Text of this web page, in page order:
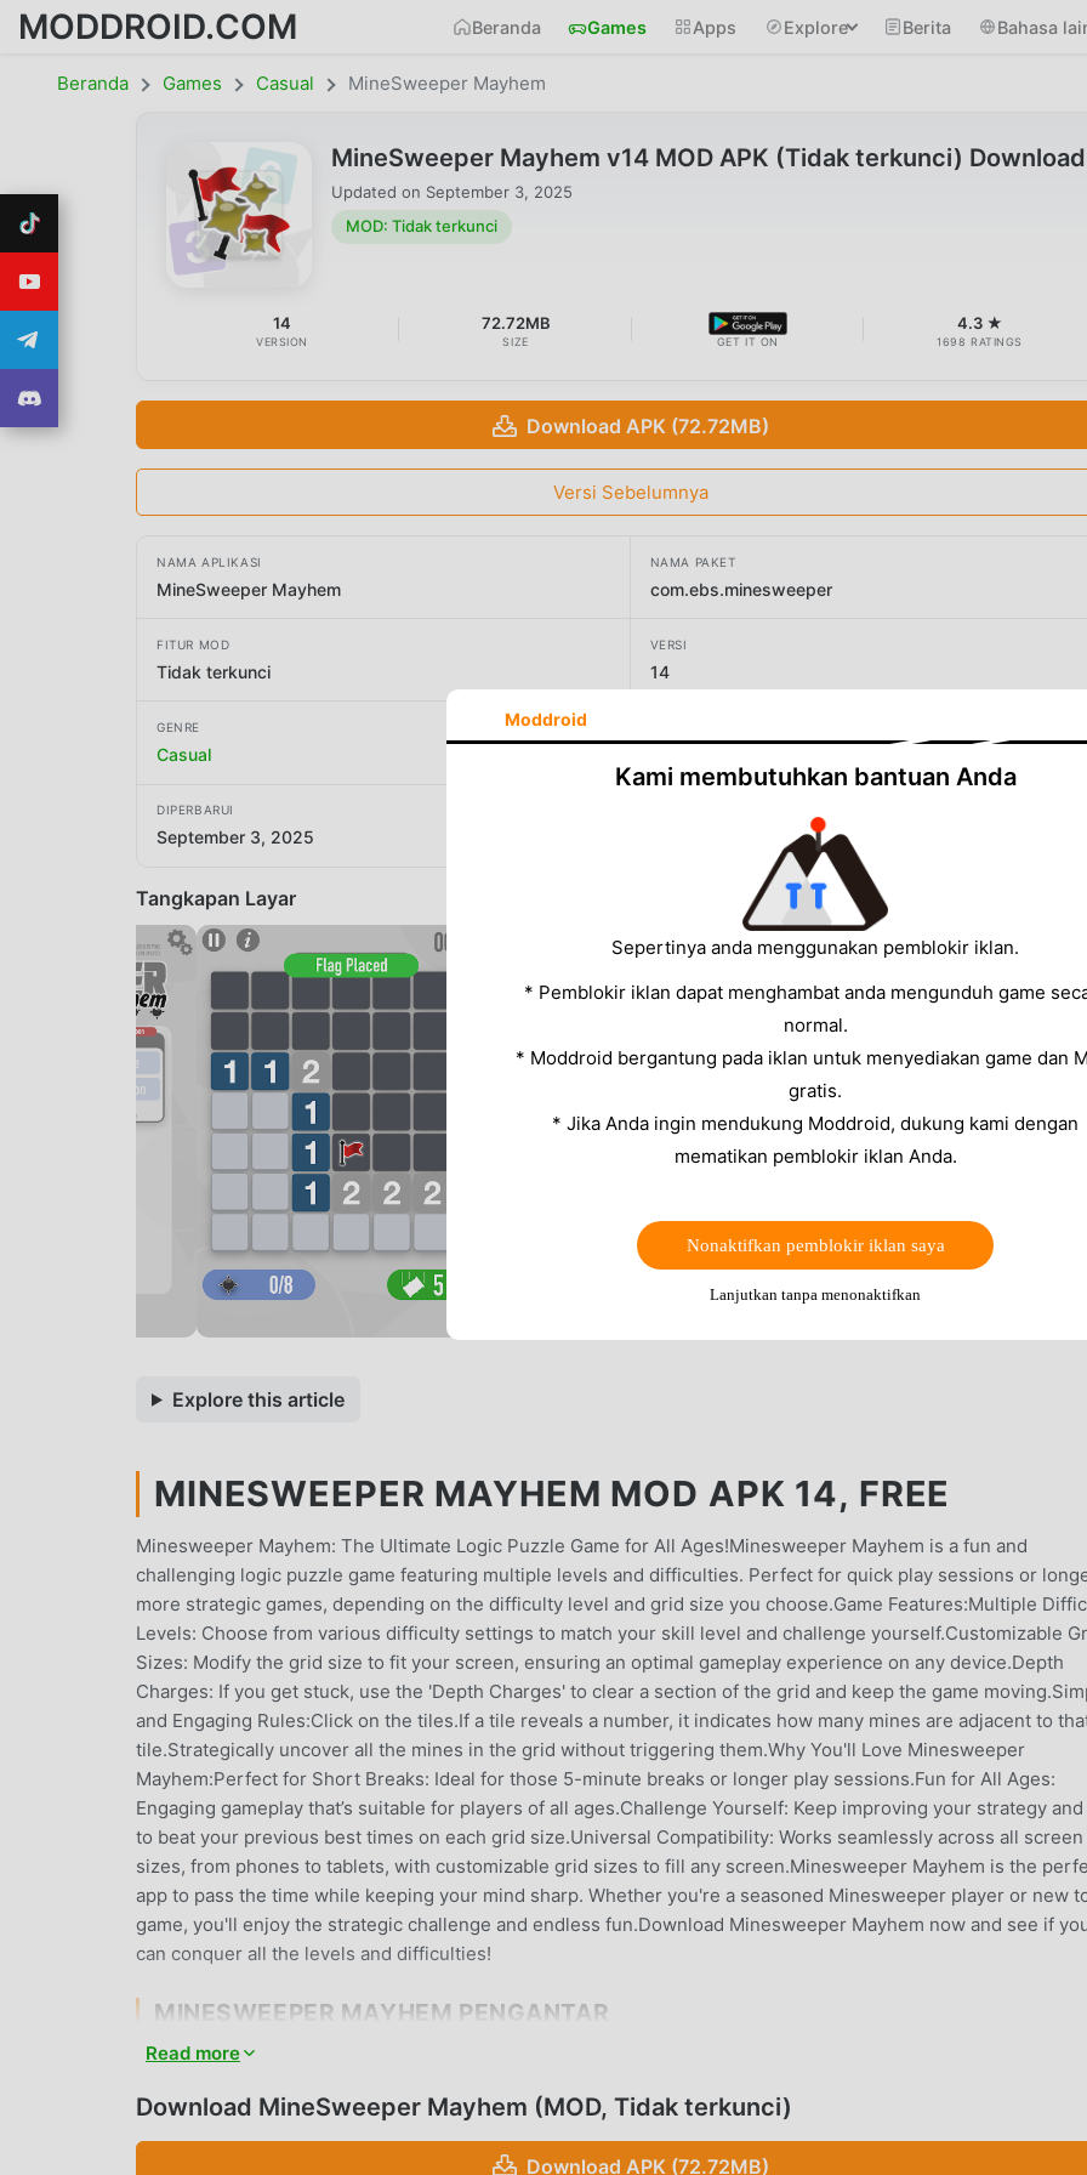
MODDROID.COM Beranda Games Apps Explore Berita Bahasa
Beranda Games Casual MineSweeper Mayhem
MineSweeper Mayhem v14 MOD APK (Tidak terkunci) Download
Updated on September 3, 2025
MOD: Tidak terkunci
14
VERSION
72.72MB
SIZE GET IT ON
4.3 ★
1698 RATINGS
Download APK (72.72MB)
Versi Sebelumnya
NAMA APLIKASI
MineSweeper Mayhem
NAMA PAKET
com.ebs.minesweeper
FITUR MOD
Tidak terkunci
VERSI
14
GENRE
Casual
DIPERBARUI
September 3, 2025
Tangkapan Layar
Explore this article
MINESWEEPER MAYHEM MOD APK 14, FREE
Minesweeper Mayhem: The Ultimate Logic Puzzle Game for All Ages!Minesweeper Mayhem is a fun and
challenging logic puzzle game featuring multiple levels and difficulties. Perfect for quick play sessions or
more strategic games, depending on the difficulty level and grid size you choose.Game Features:Multiple
Levels: Choose from various difficulty settings to match your skill level and challenge yourself.Customizable
Sizes: Modify the grid size to fit your screen, ensuring an optimal gameplay experience on any device.Depth
Charges: If you get stuck, use the 'Depth Charges' to clear a section of the grid and keep the game
and Engaging Rules:Click on the tiles.If a tile reveals a number, it indicates how many mines are adjacent to
tile.Strategically uncover all the mines in the grid without triggering them.Why You'll Love Minesweeper
Mayhem:Perfect for Short Breaks: Ideal for those 5-minute breaks or longer play sessions.Fun for All Ages:
Engaging gameplay that’s suitable for players of all ages.Challenge Yourself: Keep improving your strategy
to beat your previous best times on each grid size.Universal Compatibility: Works seamlessly across all screen
sizes, from phones to tablets, with customizable grid sizes to fill any screen.Minesweeper Mayhem is the
app to pass the time while keeping your mind sharp. Whether you're a seasoned Minesweeper player or new
game, you'll enjoy the strategic challenge and endless fun.Download Minesweeper Mayhem now and see if
can conquer all the levels and difficulties!
MINESWEEPER MAYHEM PENGANTAR
MineSweeper Mayhem Sebagai game casual yang sangat populer baru-baru ini, game ini mendapatkan banyak
unduhan game mod apk gratis terbesar di dunia -- moddroid adalah pilihan terbaik Anda. moddroid tidak hanya
memberi Anda versi terbaru dariMineSweeper Mayhem14gratis, tetapi juga menyediakan Free mod gratis,
Read more
Download MineSweeper Mayhem (MOD, Tidak terkunci)
Download APK (72.72MB)
Moddroid
Kami membutuhkan bantuan Anda
Sepertinya anda menggunakan pemblokir iklan.
* Pemblokir iklan dapat menghambat anda mengunduh game
normal.
* Moddroid bergantung pada iklan untuk menyediakan game dan
gratis.
* Jika Anda ingin mendukung Moddroid, dukung kami dengan
mematikan pemblokir iklan Anda.
Nonaktifkan pemblokir iklan saya
Lanjutkan tanpa menonaktifkan